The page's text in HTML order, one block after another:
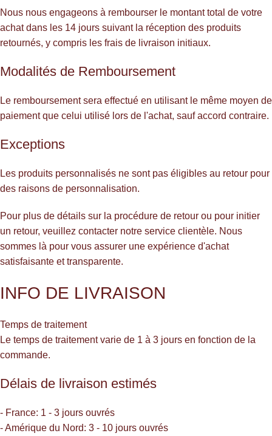
Nous nous engageons à rembourser le montant total de votre
achat dans les 14 jours suivant la réception des produits
retournés, y compris les frais de livraison initiaux.
Modalités de Remboursement
Le remboursement sera effectué en utilisant le même moyen de
paiement que celui utilisé lors de l'achat, sauf accord contraire.
Exceptions
Les produits personnalisés ne sont pas éligibles au retour pour
des raisons de personnalisation.
Pour plus de détails sur la procédure de retour ou pour initier
un retour, veuillez contacter notre service clientèle. Nous
sommes là pour vous assurer une expérience d'achat
satisfaisante et transparente.
INFO DE LIVRAISON
Temps de traitement
Le temps de traitement varie de 1 à 3 jours en fonction de la
commande.
Délais de livraison estimés
- France: 1 - 3 jours ouvrés
- Amérique du Nord: 3 - 10 jours ouvrés